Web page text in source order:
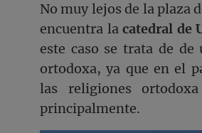
No muy lejos de la plaza
encuentra lacatedral de
este caso se trata de de
ortodoxa, ya que en el
las religiones
principalmente.